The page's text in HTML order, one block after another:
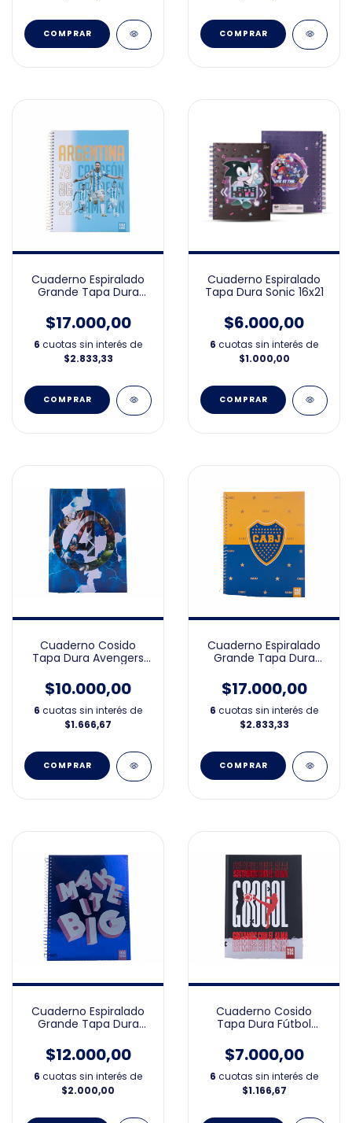
Cuaderno Espiralado
Grande Tapa Dura
$17.000,00
6 cuotas sin interés de
$2.833,33
COMPRAR
Cuaderno Espiralado
Tapa Dura Sonic 16x21
$6.000,00
6 cuotas sin interés de
$1.000,00
Cuaderno Cosido
Tapa Dura Avengers
$10.000,00
6 cuotas sin interés de
$1.666,67
Cuaderno Espiralado
Grande Tapa Dura
$17.000,00
6 cuotas sin interés de
$2.833,33
COMPRAR
Cuaderno Espiralado
Grande Tapa Dura
$12.000,00
6 cuotas sin interés de
$2.000,00
Cuaderno Cosido
Tapa Dura Fútbol
$7.000,00
6 cuotas sin interés de
$1.166,67